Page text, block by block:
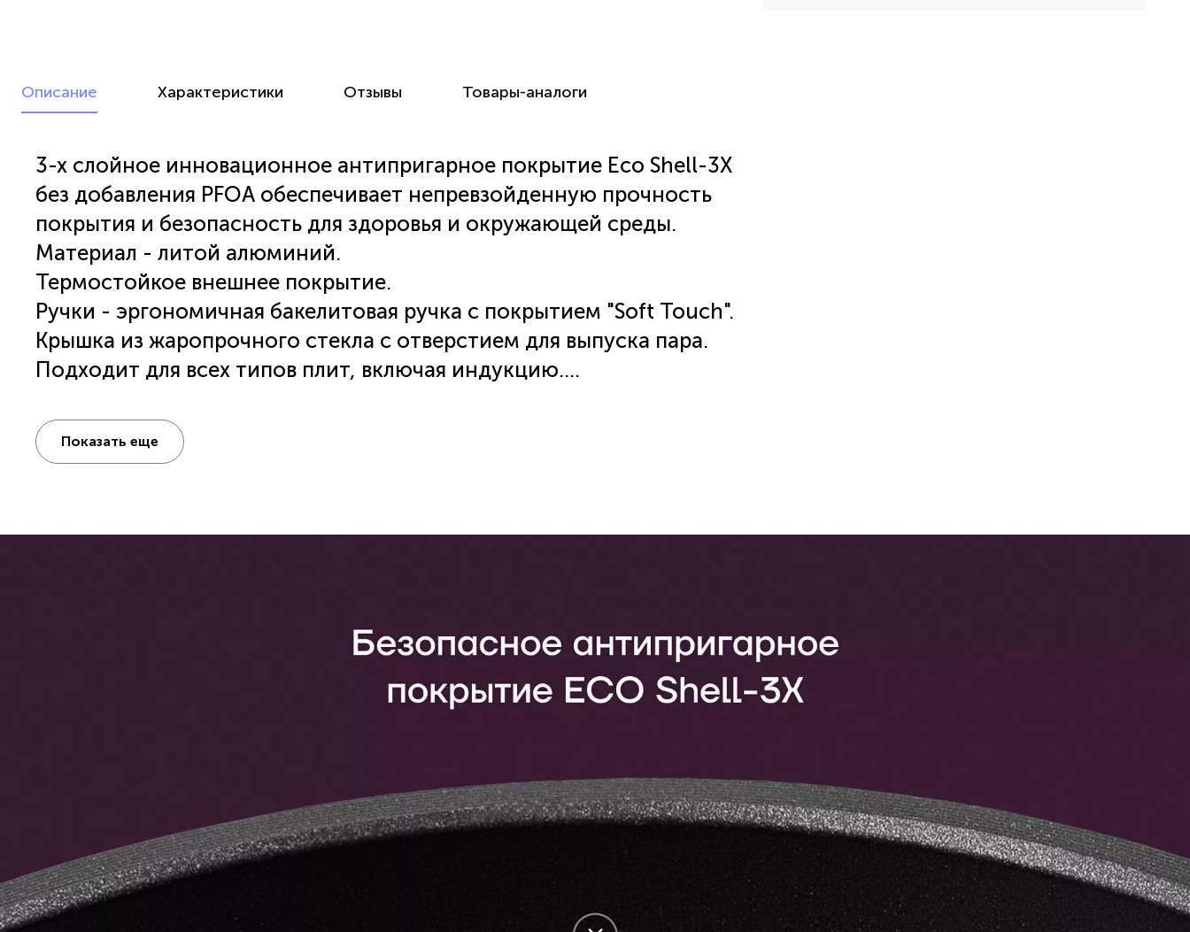
Описание Характеристики Отзывы Товары-аналоги
3-х слойное инновационное антипригарное покрытие Eco Shell-3X
без добавления PFOA обеспечивает непревзойденную прочность
покрытия и безопасность для здоровья и окружающей среды.
Материал - литой алюминий.
Термостойкое внешнее покрытие.
Ручки - эргономичная бакелитовая ручка с покрытием "Soft Touch".
Крышка из жаропрочного стекла с отверстием для выпуска пара.
Подходит для всех типов плит, включая индукцию.
плите, обязательно уточните в инструкции к плите минимальный
допустимый диаметр дна посуды для каждой конфорки. Диаметр
Показать еще